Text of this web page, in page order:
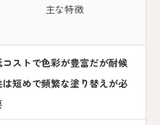
主な特徴
コストで色彩が豊富だが耐候
は短めで頻繁な塗り替えが必